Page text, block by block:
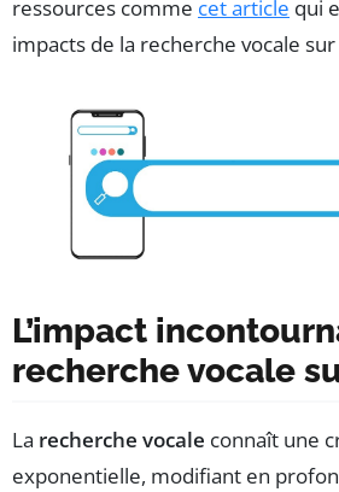
ressources comme cet article qui
impacts de la recherche vocale sur
L’impact
recherche vocale
La recherche vocale connaît une
exponentielle, modifiant en